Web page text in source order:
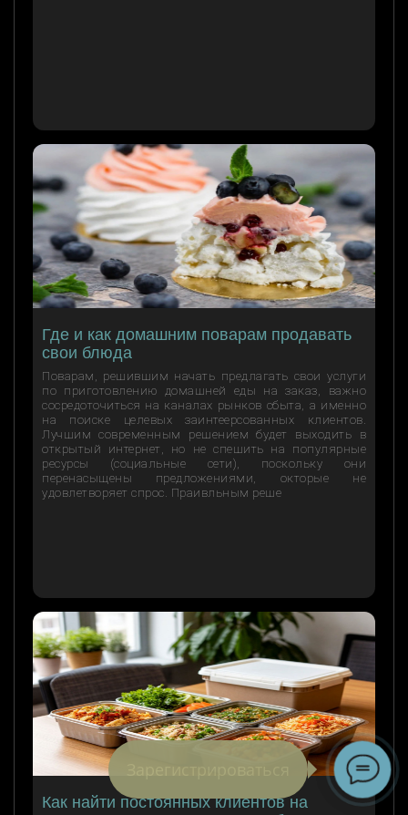
Где и как домашним поварам продавать
свои блюда
Поварам, решившим начать предлагать свои услуги
по приготовлению домашней еды на заказ, важно
сосредоточиться на каналах рынков сбыта, а именно
на поиске целевых заинтеерсованных клиентов.
Лучшим современным решением будет выходить в
открытый интернет, но не спешить на популярные
ресурсы (социальные сети), поскольку они
перенасыщены предложениями, окторые не
удовлетворяет спрос. Праивльным реше
Как найти постоянных клиентов на
Зарегистрироваться